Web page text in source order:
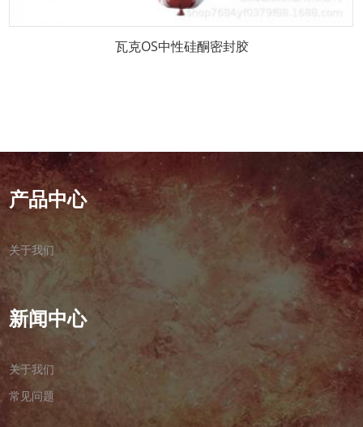
瓦克OS中性硅酮密封胶
产品中心
关于我们
新闻中心
关于我们
常见问题